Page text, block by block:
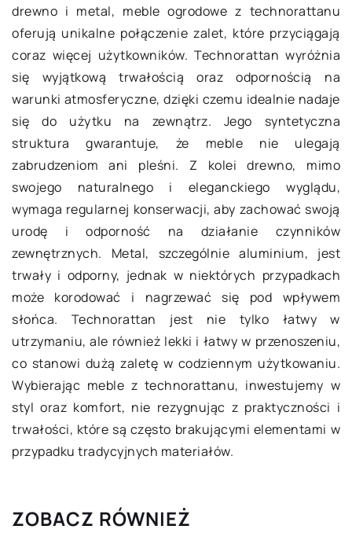
drewno i metal, meble ogrodowe z technorattanu
oferują unikalne połączenie zalet, które przyciągają
coraz więcej użytkowników. Technorattan wyróżnia
się wyjątkową trwałością oraz odpornością na
warunki atmosferyczne, dzięki czemu idealnie nadaje
się do użytku na zewnątrz. Jego syntetyczna
struktura gwarantuje, że meble nie ulegają
zabrudzeniom ani pleśni. Z kolei drewno, mimo
swojego naturalnego i eleganckiego wyglądu,
wymaga regularnej konserwacji, aby zachować swoją
urodę i odporność na działanie czynników
zewnętrznych. Metal, szczególnie aluminium, jest
trwały i odporny, jednak w niektórych przypadkach
może korodować i nagrzewać się pod wpływem
słońca. Technorattan jest nie tylko łatwy w
utrzymaniu, ale również lekki i łatwy w przenoszeniu,
co stanowi dużą zaletę w codziennym użytkowaniu.
Wybierając meble z technorattanu, inwestujemy w
styl oraz komfort, nie rezygnując z praktyczności i
trwałości, które są często brakującymi elementami w
przypadku tradycyjnych materiałów.
ZOBACZ RÓWNIEŻ